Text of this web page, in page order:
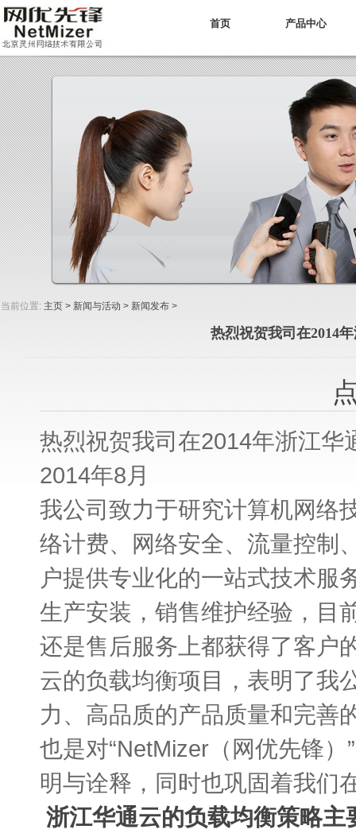
首页 产品中心
当前位置: 主页>新闻与活动>新闻发布>
热烈祝贺我司在2014
热烈祝贺我司在2014年浙江
2014年8月
我公司致力于研究计算机网络
络计费、网络安全、流量控制
户提供专业化的一站式技术服
生产安装，销售维护经验，目
还是售后服务上都获得了客户
云的负载均衡项目，表明了我
力、高品质的产品质量和完善
也是对“NetMizer（网优先锋
明与诠释，同时也巩固着我
浙江华通云的负载均衡策略主